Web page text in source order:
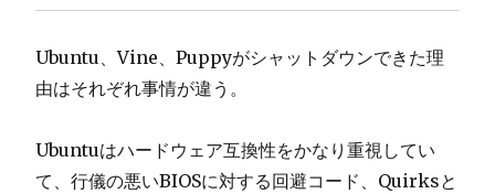
Ubuntu、Vine、Puppyがシャットダウンできた理
由はそれぞれ事情が違う。
Ubuntuはハードウェア互換性をかなり重視してい
て、行儀の悪いBIOSに対する回避コード、Quirksと